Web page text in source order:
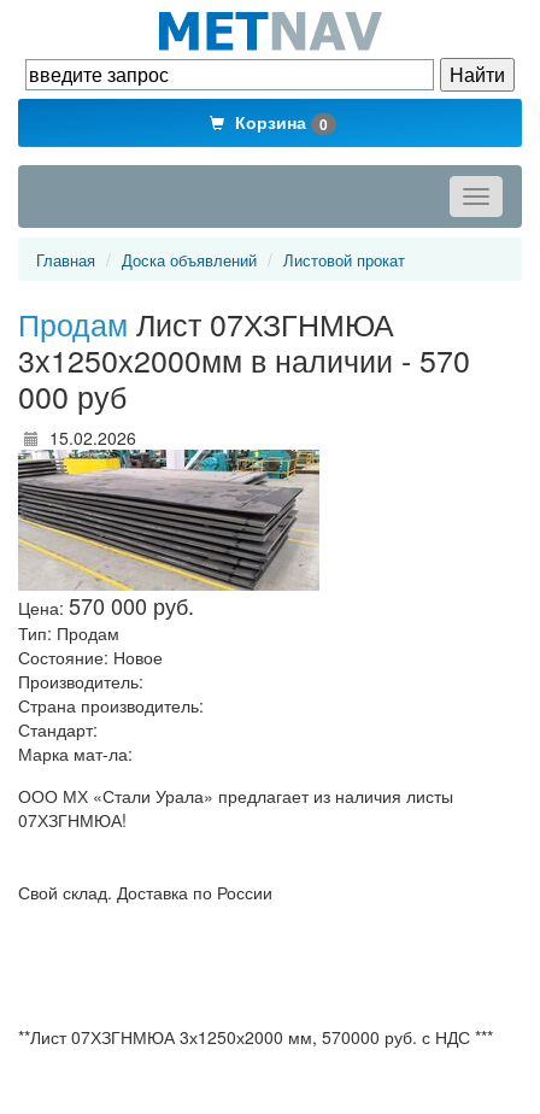
Корзина 0
Toggle
Главная Доска объявлений Листовой прокат
Продам Лист 07ХЗГНМЮА
3х1250х2000мм в наличии - 570
000 руб
15.02.2026
Цена: 570 000 руб.
Тип: Продам
Состояние: Новое
Производитель:
Страна производитель:
Стандарт:
Марка мат-ла:
ООО МХ «Стали Урала» предлагает из наличия листы
07ХЗГНМЮА!
Свой склад. Доставка по России
**Лист 07ХЗГНМЮА 3х1250х2000 мм, 570000 руб. с НДС ***